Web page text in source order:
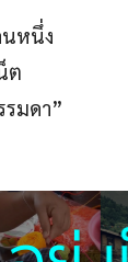
นหนึ่ง
ต
รมดา”